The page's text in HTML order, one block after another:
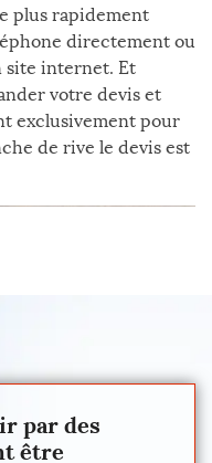
plus rapidement
directement ou
site internet. Et
votre devis et
exclusivement pour
de rive le devis est
par des
être